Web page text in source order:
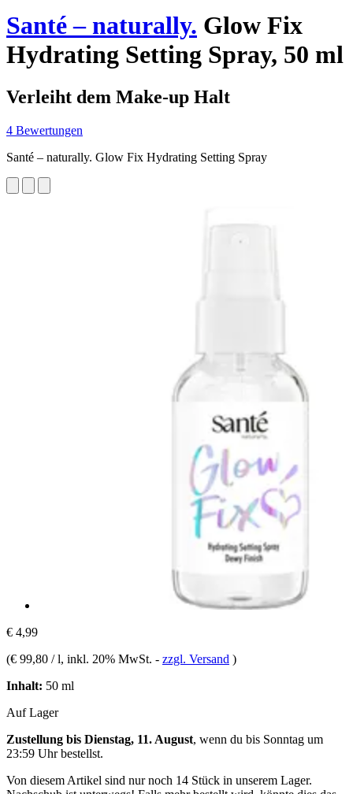
Santé – naturally. Glow Fix
Hydrating Setting Spray, 50 ml
Verleiht dem Make-up Halt
4 Bewertungen
Santé – naturally. Glow Fix Hydrating Setting Spray
€ 4,99
(€ 99,80 / l, inkl. 20% MwSt. - zzgl. Versand )
Inhalt: 50 ml
Auf Lager
Zustellung bis Dienstag, 11. August, wenn du bis Sonntag um
23:59 Uhrbestellst.
Von diesem Artikel sind nur noch 14 Stück in unserem Lager.